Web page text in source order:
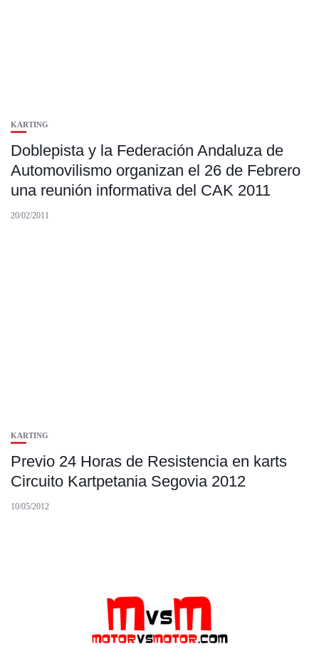
KARTING
Doblepista y la Federación Andaluza de
Automovilismo organizan el 26 de Febrero
una reunión informativa del CAK 2011
20/02/2011
KARTING
Previo 24 Horas de Resistencia en karts
Circuito Kartpetania Segovia 2012
10/05/2012